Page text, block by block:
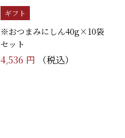
ギフト
※おつまみにしん40g×10袋
セット
4,536 円 （税込）